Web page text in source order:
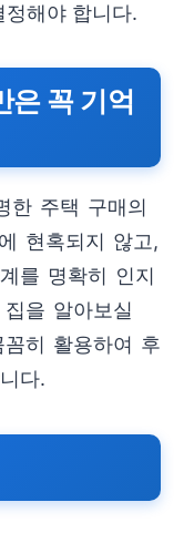
해야 합니다.
은 꼭 기억
한 주택 구매의
현혹되지 않고,
를 명확히 인지
을 알아보실
히 활용하여 후
다.